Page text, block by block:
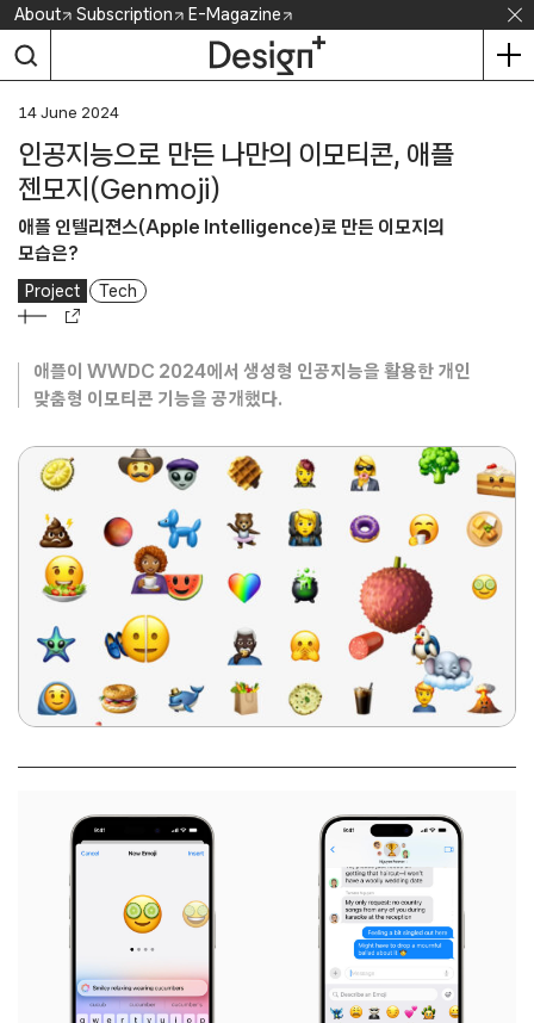
Skip
content
About Subscription E-Magazine
14 June 2024
인공지능으로 만든 나만의 이모티콘, 애플
젠모지(Genmoji)
애플 인텔리젼스(Apple Intelligence)로 만든 이모지의
모습은?
Project Tech
애플이 WWDC 2024에서 생성형 인공지능을 활용한 개인
맞춤형 이모티콘 기능을 공개했다.